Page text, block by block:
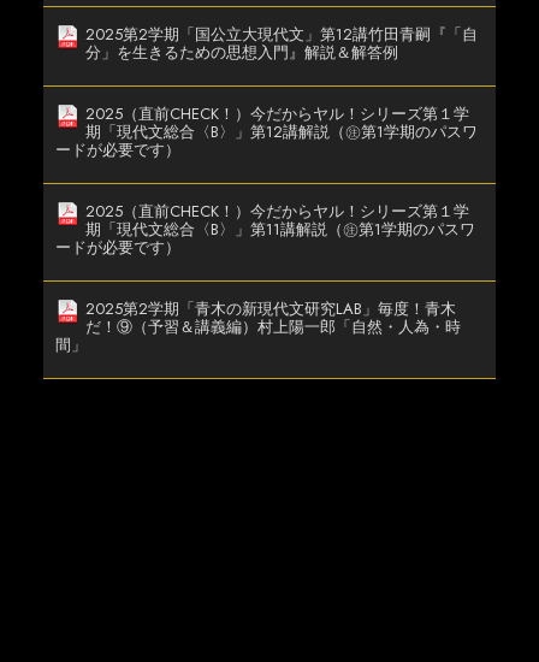
2025第2学期「国公立大現代文」第12講竹田青嗣『「自
分」を生きるための思想入門』解説＆解答例
2025（直前CHECK！）今だからヤル！シリーズ第１学
期「現代文総合〈B〉」第12講解説（㊟第1学期のパスワ
ードが必要です）
2025（直前CHECK！）今だからヤル！シリーズ第１学
期「現代文総合〈B〉」第11講解説（㊟第1学期のパスワ
ードが必要です）
2025第2学期「青木の新現代文研究LAB」毎度！青木
だ！⑨（予習＆講義編）村上陽一郎「自然・人為・時
間」